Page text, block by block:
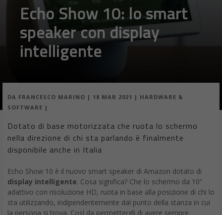
Echo Show 10: lo smart
speaker con display
intelligente
DA FRANCESCO MARINO | 18 MAR 2021 | HARDWARE &
SOFTWARE |
Dotato di base motorizzata che ruota lo schermo
nella direzione di chi sta parlando è finalmente
disponibile anche in Italia
Echo Show 10 è il nuovo smart speaker di Amazon dotato di
display intelligente. Cosa significa? Che lo schermo da 10”
adattivo con risoluzione HD, ruota in base alla posizione di chi lo
sta utilizzando, indipendentemente dal punto della stanza in cui
la persona si trova. Così da permettergli di avere sempre